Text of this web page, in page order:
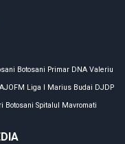
Botosani Primar DNA Valeriu
AJOFM Liga I Marius Budai DJDP
Botosani Spitalul Mavromati